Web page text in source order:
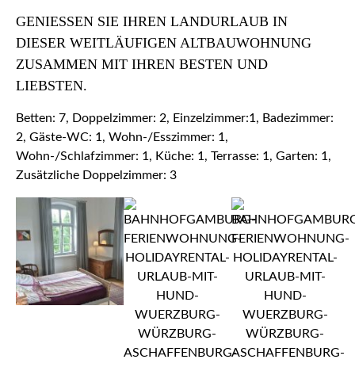
GENIESSEN SIE IHREN LANDURLAUB IN D
IESER WEITLÄUFIGEN ALTBAUWOHNUNG Z
USAMMEN MIT IHREN BESTEN UND L
IEBSTEN.
Betten: 7, Doppelzimmer: 2, Einzelzimmer:1, Badezimmer:
2, Gäste-WC: 1, Wohn-/Esszimmer: 1,
Wohn-/Schlafzimmer: 1, Küche: 1, Terrasse: 1, Garten: 1,
Zusätzliche Doppelzimmer: 3